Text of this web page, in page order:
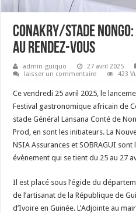
Conakry/Stade
au rendez-vous
admin-guiquo 27 avril 2025
laisser un commentaire
423
Ce vendredi 25 avril 2025, le
Festival gastronomique africain de
stade Général Lansana Conté de
Prod, en sont les initiateurs. La
NSIA Assurances et SOBRAGUI
évènement qui se tient du 25 au 27
Il est placé sous l’égide du
de l’artisanat de la République de
d’Ivoire en Guinée. L’Adjointe au